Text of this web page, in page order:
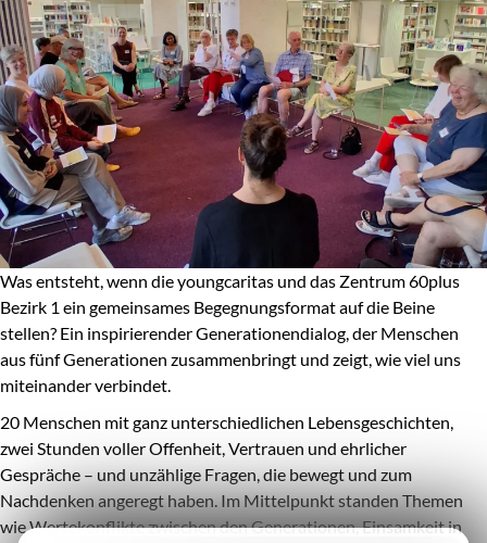
Was entsteht, wenn die youngcaritas und das Zentrum 60plus
Bezirk 1 ein gemeinsames Begegnungsformat auf die Beine
stellen? Ein inspirierender Generationendialog, der Menschen
aus fünf Generationen zusammenbringt und zeigt, wie viel uns
miteinander verbindet.
20 Menschen mit ganz unterschiedlichen Lebensgeschichten,
zwei Stunden voller Offenheit, Vertrauen und ehrlicher
Gespräche – und unzählige Fragen, die bewegt und zum
Nachdenken angeregt haben. Im Mittelpunkt standen Themen
wie Wertekonflikte zwischen den Generationen, Einsamkeit in